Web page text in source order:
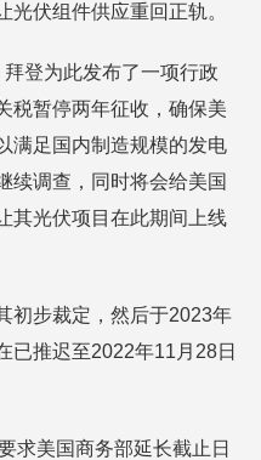
光伏组件供应重回正轨。
登为此发布了一项行政
税暂停两年征收，确保美
满足国内制造规模的发电
续调查，同时将会给美国
其光伏项目在此期间上线
初步裁定，然后于2023年
已推迟至2022年11月28日
求美国商务部延长截止日